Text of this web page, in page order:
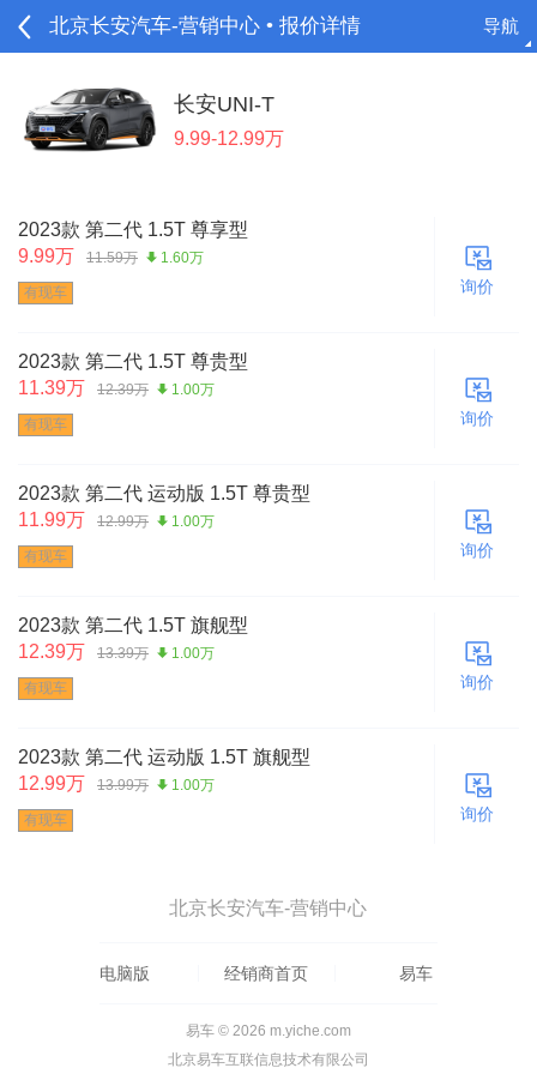
北京长安汽车-营销中心 • 报价详情 导航
长安UNI-T
9.99-12.99万
2023款 第二代 1.5T 尊享型
9.99万
11.59万 1.60万
有现车 询价
2023款 第二代 1.5T 尊贵型
11.39万
12.39万 1.00万
有现车 询价
2023款 第二代 运动版 1.5T 尊贵型
11.99万
12.99万 1.00万
有现车 询价
2023款 第二代 1.5T 旗舰型
12.39万
13.39万 1.00万
有现车 询价
2023款 第二代 运动版 1.5T 旗舰型
12.99万
13.99万 1.00万
有现车 询价
北京长安汽车-营销中心
电脑版 经销商首页 易车
易车 © 2026 m.yiche.com
北京易车互联信息技术有限公司